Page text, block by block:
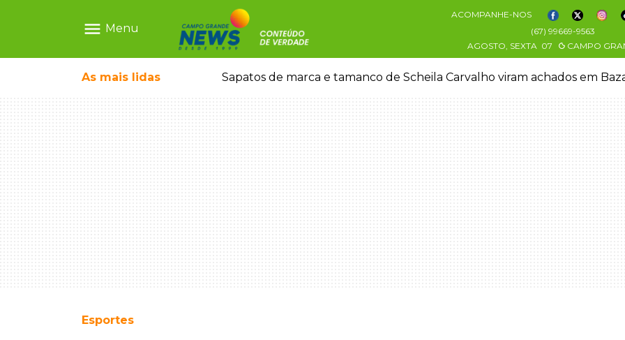
menu Menu
ACOMPANHE-NOS
(67) 99669-9563
AGOSTO, SEXTA 07 CAMPO
As mais lidas
crianças brasileiras
Esportes